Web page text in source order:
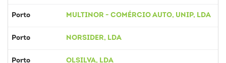
Porto MULTINOR - COMÉRCIO AUTO, UNIP, LDA
Porto NORSIDER, LDA
Porto OLSILVA, LDA